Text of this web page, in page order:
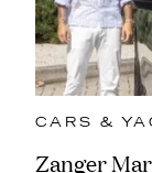
CARS &
Zanger